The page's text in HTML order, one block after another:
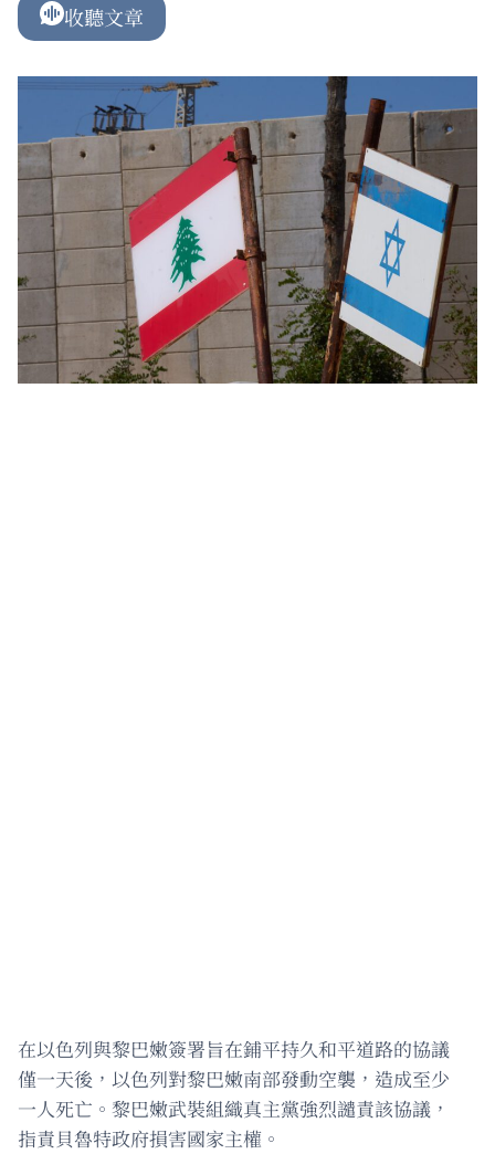
收聽文章
在以色列與黎巴嫩簽署旨在鋪平持久和平道路的協議
僅一天後，以色列對黎巴嫩南部發動空襲，造成至少
一人死亡。黎巴嫩武裝組織真主黨強烈譴責該協議，
指責貝魯特政府損害國家主權。